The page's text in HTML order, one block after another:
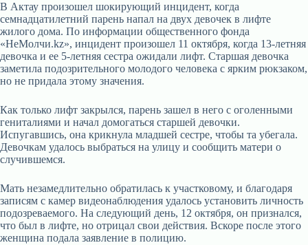
В Актау произошел шокирующий инцидент, когда
семнадцатилетний парень напал на двух девочек в лифте
жилого дома. По информации общественного фонда
«НеМолчи.kz», инцидент произошел 11 октября, когда 13-летняя
девочка и ее 5-летняя сестра ожидали лифт. Старшая девочка
заметила подозрительного молодого человека с ярким рюкзаком,
но не придала этому значения.
Как только лифт закрылся, парень зашел в него с оголенными
гениталиями и начал домогаться старшей девочки.
Испугавшись, она крикнула младшей сестре, чтобы та убегала.
Девочкам удалось выбраться на улицу и сообщить матери о
случившемся.
Мать незамедлительно обратилась к участковому, и благодаря
записям с камер видеонаблюдения удалось установить личность
подозреваемого. На следующий день, 12 октября, он признался,
что был в лифте, но отрицал свои действия. Вскоре после этого
женщина подала заявление в полицию.